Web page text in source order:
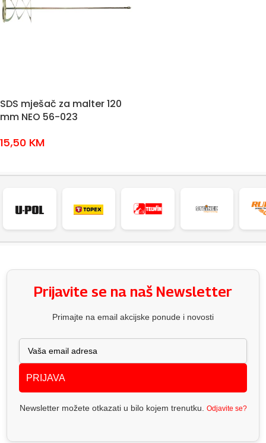
SDS mješač za malter 120
mm NEO 56-023
15,50 KM
Prijavite se na naš Newsletter
Primajte na email akcijske ponude i novosti
PRIJAVA
Newsletter možete otkazati u bilo kojem trenutku. Odjavite se?